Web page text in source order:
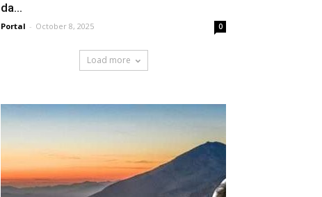
da...
Portal - October 8, 2025 0
Load more